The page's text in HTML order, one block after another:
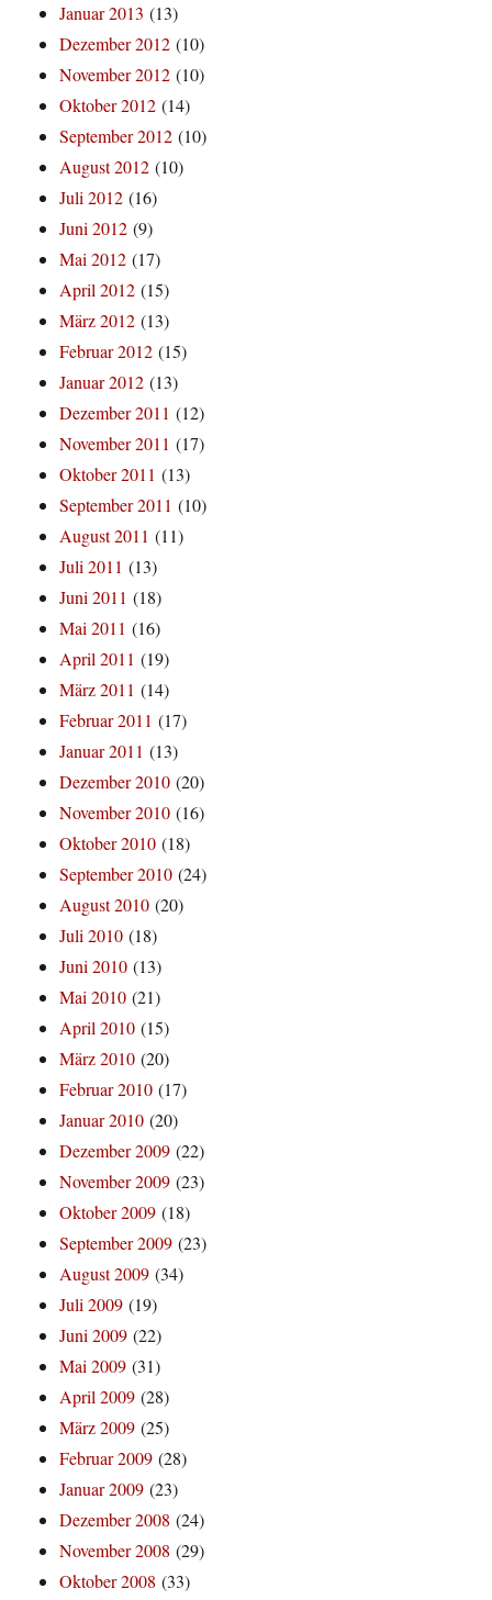
Januar 2013 (13)
Dezember 2012 (10)
November 2012 (10)
Oktober 2012 (14)
September 2012 (10)
August 2012 (10)
Juli 2012 (16)
Juni 2012 (9)
Mai 2012 (17)
April 2012 (15)
März 2012 (13)
Februar 2012 (15)
Januar 2012 (13)
Dezember 2011 (12)
November 2011 (17)
Oktober 2011 (13)
September 2011 (10)
August 2011 (11)
Juli 2011 (13)
Juni 2011 (18)
Mai 2011 (16)
April 2011 (19)
März 2011 (14)
Februar 2011 (17)
Januar 2011 (13)
Dezember 2010 (20)
November 2010 (16)
Oktober 2010 (18)
September 2010 (24)
August 2010 (20)
Juli 2010 (18)
Juni 2010 (13)
Mai 2010 (21)
April 2010 (15)
März 2010 (20)
Februar 2010 (17)
Januar 2010 (20)
Dezember 2009 (22)
November 2009 (23)
Oktober 2009 (18)
September 2009 (23)
August 2009 (34)
Juli 2009 (19)
Juni 2009 (22)
Mai 2009 (31)
April 2009 (28)
März 2009 (25)
Februar 2009 (28)
Januar 2009 (23)
Dezember 2008 (24)
November 2008 (29)
Oktober 2008 (33)